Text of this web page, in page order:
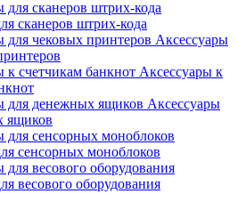
сканеров штрих-кода
Аксессуары
Аксессуары к
Аксессуары
ящиков
сенсорных моноблоков
весового оборудования